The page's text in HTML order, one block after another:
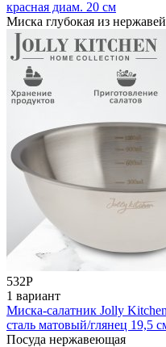
красная диам. 20 см
Миска глубокая из
532Р
1 вариант
Миска-салатник Jolly
сталь матовый/глянец 19,5
Посуда нержавеющая